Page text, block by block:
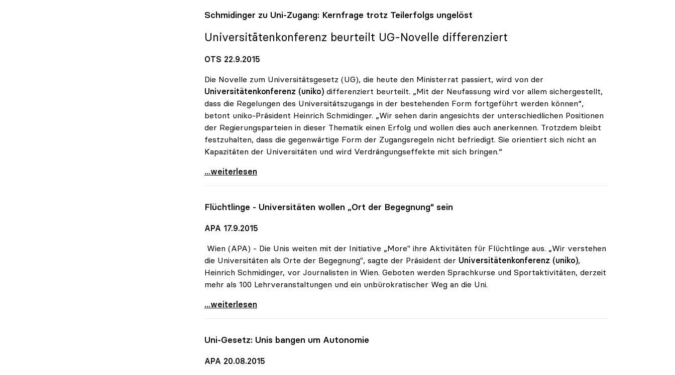
Schmidinger zu Uni-Zugang: Kernfrage trotz Teilerfolgs ungelöst
Universitätenkonferenz beurteilt UG-Novelle differenziert
OTS 22.9.2015
Die Novelle zum Universitätsgesetz (UG), die heute den Ministerrat passiert, wird von der
Universitätenkonferenz (uniko) differenziert beurteilt. „Mit der Neufassung wird vor allem sichergestellt,
dass die Regelungen des Universitätszugangs in der bestehenden Form fortgeführt werden können“,
betont uniko-Präsident Heinrich Schmidinger. „Wir sehen darin angesichts der unterschiedlichen Positionen
der Regierungsparteien in dieser Thematik einen Erfolg und wollen dies auch anerkennen. Trotzdem bleibt
festzuhalten, dass die gegenwärtige Form der Zugangsregeln nicht befriedigt. Sie orientiert sich nicht an
Kapazitäten der Universitäten und wird Verdrängungseffekte mit sich bringen.“
Schmidinger zu Uni-Zugang: Kernfrage trotz
...weiterlesen
Flüchtlinge - Universitäten wollen „Ort der Begegnung" sein
APA 17.9.2015
Wien (APA) - Die Unis weiten mit der Initiative „More" ihre Aktivitäten für Flüchtlinge aus. „Wir verstehen
die Universitäten als Orte der Begegnung", sagte der Präsident der Universitätenkonferenz (uniko),
Heinrich Schmidinger, vor Journalisten in Wien. Geboten werden Sprachkurse und Sportaktivitäten, derzeit
mehr als 100 Lehrveranstaltungen und ein unbürokratischer Weg an die Uni.
Flüchtlinge - Universitäten wollen „Ort der
...weiterlesen
Uni-Gesetz: Unis bangen um Autonomie
APA 20.08.2015